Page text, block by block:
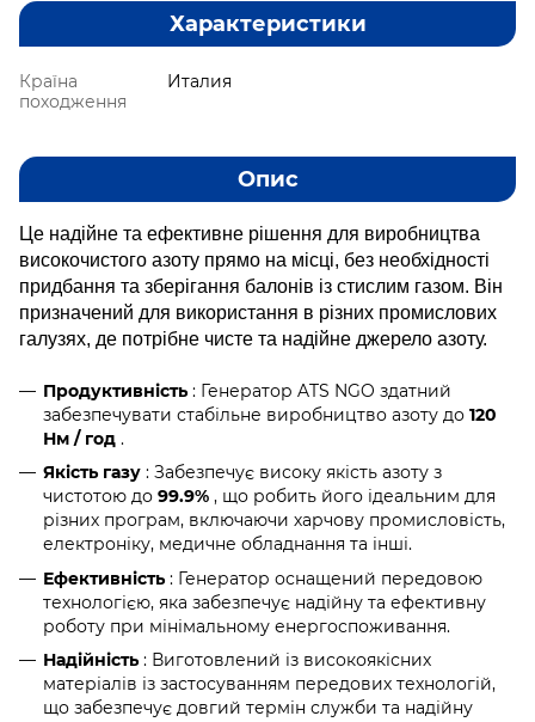
Характеристики
Країна
походження
Италия
Опис
Це надійне та ефективне рішення для виробництва
високочистого азоту прямо на місці, без необхідності
придбання та зберігання балонів із стислим газом. Він
призначений для використання в різних промислових
галузях, де потрібне чисте та надійне джерело азоту.
Продуктивність : Генератор ATS NGO здатний
забезпечувати стабільне виробництво азоту до 120
Нм / год .
Якість газу : Забезпечує високу якість азоту з
чистотою до 99.9% , що робить його ідеальним для
різних програм, включаючи харчову промисловість,
електроніку, медичне обладнання та інші.
Ефективність : Генератор оснащений передовою
технологією, яка забезпечує надійну та ефективну
роботу при мінімальному енергоспоживання.
Надійність : Виготовлений із високоякісних
матеріалів із застосуванням передових технологій,
що забезпечує довгий термін служби та надійну